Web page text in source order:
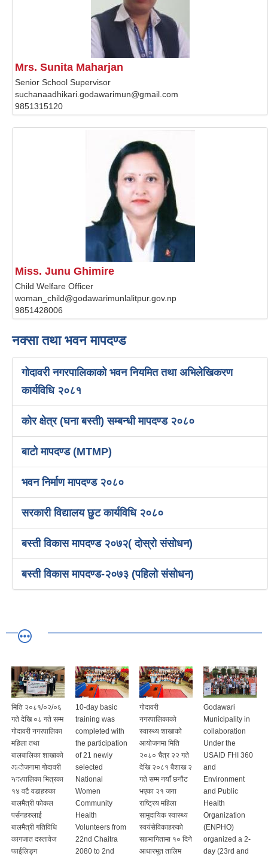
Mrs. Sunita Maharjan
Senior School Supervisor
suchanaadhikari.godawarimun@gmail.com
9851315120
Miss. Junu Ghimire
Child Welfare Officer
woman_child@godawarimunlalitpur.gov.np
9851428006
नक्सा तथा भवन मापदण्ड
गोदावरी नगरपालिकाको भवन नियमित तथा अभिलेखिकरण
कार्यविधि २०८१
कोर क्षेत्र (घना बस्ती) सम्बन्धी मापदण्ड २०८०
बाटो मापदण्ड (MTMP)
भवन निर्माण मापदण्ड २०८०
सरकारी विद्यालय छुट कार्यविधि २०८०
बस्ती विकास मापदण्ड २०७२( दोस्रो संसोधन)
बस्ती विकास मापदण्ड-२०७३ (पहिलो संसोधन)
मिति २०८१/०२/०६
गते देखि ०८ गते सम्म
गोदावरी नगरपालिका
महिला तथा
बालबालिका शाखाको
आयोजनामा गोदावरी
नगरपालिका भित्रका
१४ वटै वडाहरुका
बालमैत्री फोकल
पर्सनहरुलाई
बालमैत्री गतिविधि
कागजात दस्तावेज
फाईलिङ्ग
10-day basic
training was
completed with
the participation
of 21 newly
selected
National
Women
Community
Health
Volunteers from
22nd Chaitra
2080 to 2nd
गोदावरी
नगरपालिकाको
स्वास्थ्य शाखाको
आयोजनमा मिति
२०८० चैत्र २२ गते
देखि २०८१ बैशाख २
गते सम्म नयाँ छनौट
भएका २१ जना
राष्ट्रिय महिला
सामुदायिक स्वास्थ्य
स्वयंसेविकाहरुको
सहभागितामा १० दिने
आधारभूत तालिम
Godawari
Municipality in
collaboration
Under the
USAID FHI 360
and
Environment
and Public
Health
Organization
(ENPHO)
organized a 2-
day (23rd and